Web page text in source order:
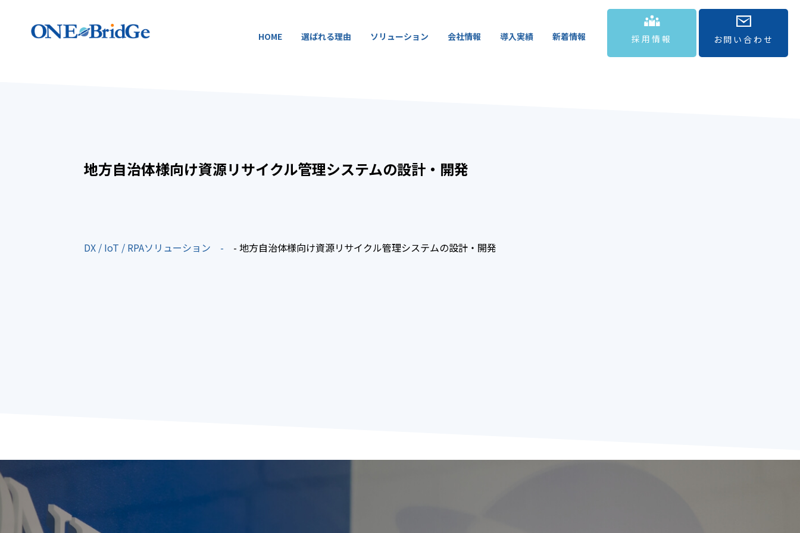
採用情報 お問い合わせ
HOME 選ばれる理由 ソリューション 会社情報 導入実績 新着情報
地方自治体様向け資源リサイクル管理システムの設計・開発
DX / IoT / RPAソリューション - 地方自治体様向け資源リサイクル管理システムの設計・開発